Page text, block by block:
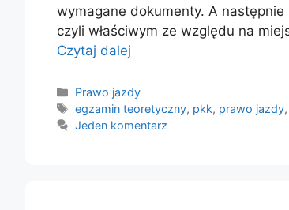
wymagane dokumenty. A
czyli właściwym ze względu na
Czytaj dalej
Kategorie
Prawo jazdy
Tagi
egzamin teoretyczny, pkk, prawo jazdy,
Jeden komentarz